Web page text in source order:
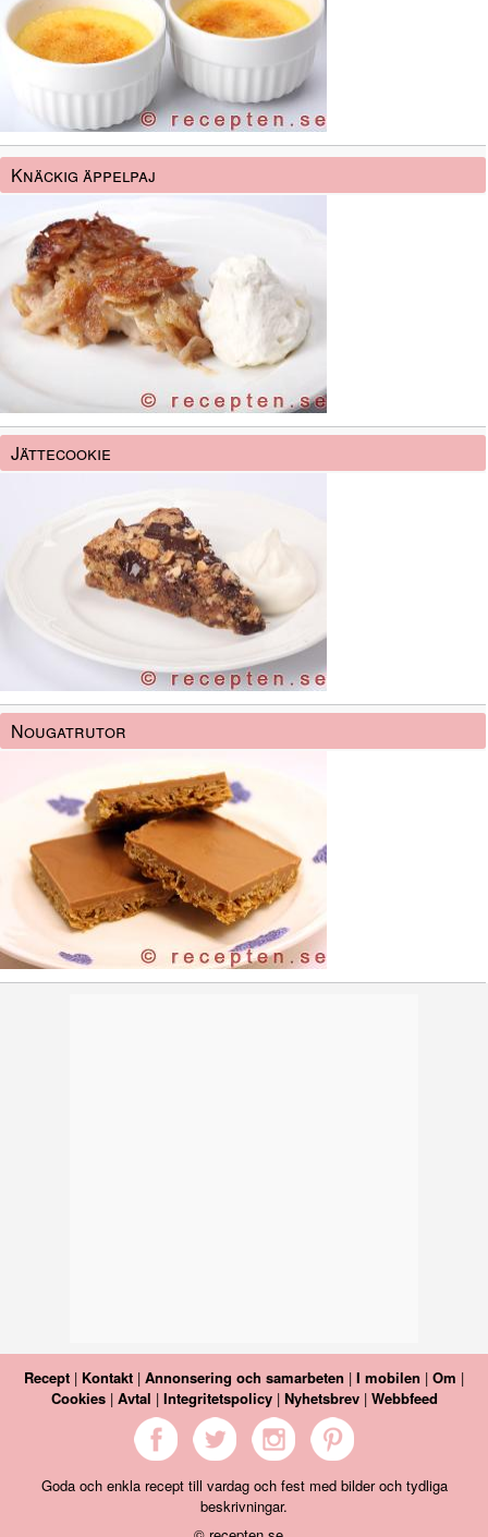
Knäckig äppelpaj
Jättecookie
Nougatrutor
Recept | Kontakt | Annonsering och samarbeten | I mobilen | Om |
Cookies| Avtal | Integritetspolicy| Nyhetsbrev| Webbfeed
Goda och enkla recept till vardag och fest med bilder och tydliga
beskrivningar.